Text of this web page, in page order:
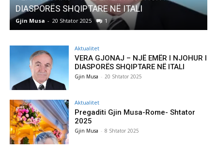
Pregaditi Gjin Musa-Rome- Shtator 2025
Gjin Musa - 8 Shtator 2025 0
Aktualitet
VERA GJONAJ – NJË EMËR I NJOHUR I
DIASPORËS SHQIPTARE NË ITALI
Gjin Musa - 20 Shtator 2025
Aktualitet
Pregaditi Gjin Musa-Rome- Shtator
2025
Gjin Musa - 8 Shtator 2025